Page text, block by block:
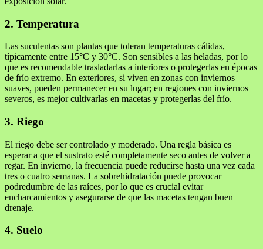
2. Temperatura
Las suculentas son plantas que toleran temperaturas cálidas,
típicamente entre 15°C y 30°C. Son sensibles a las heladas, por lo
que es recomendable trasladarlas a interiores o protegerlas en épocas
de frío extremo. En exteriores, si viven en zonas con inviernos
suaves, pueden permanecer en su lugar; en regiones con inviernos
severos, es mejor cultivarlas en macetas y protegerlas del frío.
3. Riego
El riego debe ser controlado y moderado. Una regla básica es
esperar a que el sustrato esté completamente seco antes de volver a
regar. En invierno, la frecuencia puede reducirse hasta una vez cada
tres o cuatro semanas. La sobrehidratación puede provocar
podredumbre de las raíces, por lo que es crucial evitar
encharcamientos y asegurarse de que las macetas tengan buen
drenaje.
4. Suelo